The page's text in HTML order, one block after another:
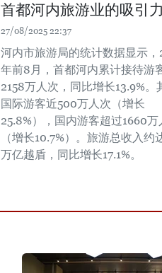
首都河内旅游业的吸引力
27/08/2025 22:37
河内市旅游局的统计数据显示
年前8月，首都河内累计接待游
2158万人次，同比增长13.9%。
国际游客近500万人次（增长
25.8%），国内游客超过1660万
（增长10.7%）。旅游总收入约
万亿越盾，同比增长17.1%。